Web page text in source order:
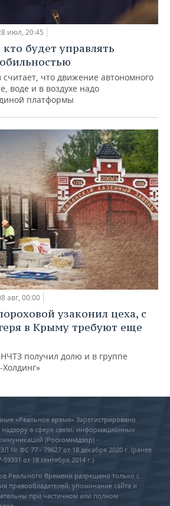
июл, 20:45
будет управлять
что движение автономного
воде и в воздухе надо
платформы
авг, 00:00
узаконил цеха, с
в Крыму требуют еще
получил долю и в группе
«Реальное время» Зарегистрировано
в сфере связи, информационных
(Роскомнадзор) –
№ ФС 77 - 79627 от 18 декабря 2020 г. (ранее
от 18 сентября 2014 г.)
Реального Времени разрешено только с
правообладателей, упоминание сайта и
при частичном или полном